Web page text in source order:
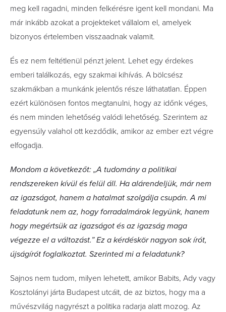
meg kell ragadni, minden felkérésre igent kell mondani. Ma
már inkább azokat a projekteket vállalom el, amelyek
bizonyos értelemben visszaadnak valamit.
És ez nem feltétlenül pénzt jelent. Lehet egy érdekes
emberi találkozás, egy szakmai kihívás. A bölcsész
szakmákban a munkánk jelentős része láthatatlan. Éppen
ezért különösen fontos megtanulni, hogy az időnk véges,
és nem minden lehetőség valódi lehetőség. Szerintem az
egyensúly valahol ott kezdődik, amikor az ember ezt végre
elfogadja.
Mondom a következőt: „A tudomány a politikai
rendszereken kívül és felül áll. Ha alárendeljük, már nem
az igazságot, hanem a hatalmat szolgálja csupán. A mi
feladatunk nem az, hogy forradalmárok legyünk, hanem
hogy megértsük az igazságot és az igazság maga
végezze el a változást.” Ez a kérdéskör nagyon sok írót,
újságírót foglalkoztat. Szerinted mi a feladatunk?
Sajnos nem tudom, milyen lehetett, amikor Babits, Ady vagy
Kosztolányi járta Budapest utcáit, de az biztos, hogy ma a
művészvilág nagyrészt a politika radarja alatt mozog. Az